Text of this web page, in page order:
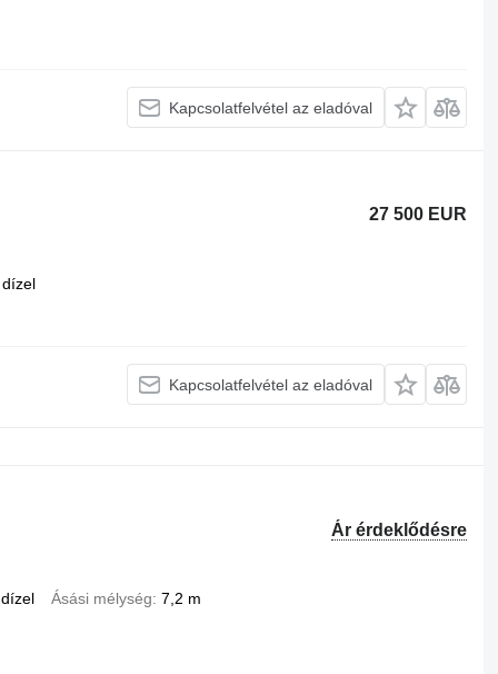
Kapcsolatfelvétel az eladóval
27 500 EUR
dízel
Kapcsolatfelvétel az eladóval
Ár érdeklődésre
dízel Ásási mélység 7,2 m